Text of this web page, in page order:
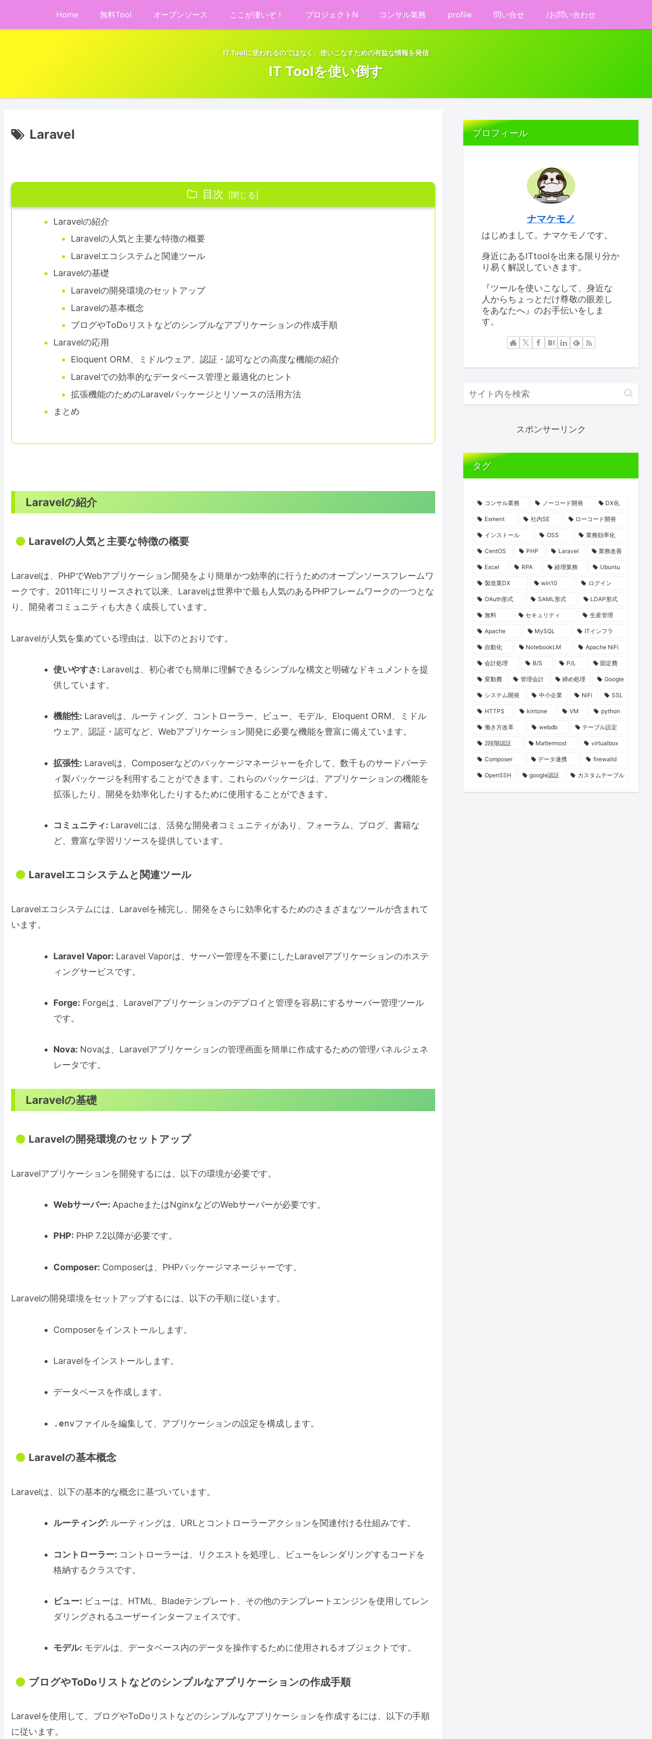
IT Toolに使われるのではなく、使いこなすための有益な情報を発信
IT Toolを使い倒す
Home 無料Tool オープンソース ここが凄いぞ！ プロジェクトN コンサル業務 profile 問い合せ /お問い合わせ
Laravel
目次
Laravelの紹介
Laravelの人気と主要な特徴の概要
Laravelエコシステムと関連ツール
Laravelの基礎
Laravelの開発環境のセットアップ
Laravelの基本概念
ブログやToDoリストなどのシンプルなアプリケーションの作成手順
Laravelの応用
Eloquent ORM、ミドルウェア、認証・認可などの高度な機能の紹介
Laravelでの効率的なデータベース管理と最適化のヒント
拡張機能のためのLaravelパッケージとリソースの活用方法
まとめ
Laravelの紹介
Laravelの人気と主要な特徴の概要
Laravelは、PHPでWebアプリケーション開発をより簡単かつ効率的に行うためのオープンソースフレームワ
ークです。2011年にリリースされて以来、Laravelは世界中で最も人気のあるPHPフレームワークの一つとな
り、開発者コミュニティも大きく成長しています。
Laravelが人気を集めている理由は、以下のとおりです。
使いやすさ: Laravelは、初心者でも簡単に理解できるシンプルな構文と明確なドキュメントを提
供しています。
機能性: Laravelは、ルーティング、コントローラー、ビュー、モデル、Eloquent ORM、ミドル
ウェア、認証・認可など、Webアプリケーション開発に必要な機能を豊富に備えています。
拡張性: Laravelは、Composerなどのパッケージマネージャーを介して、数千ものサードパーテ
ィ製パッケージを利用することができます。これらのパッケージは、アプリケーションの機能を
拡張したり、開発を効率化したりするために使用することができます。
コミュニティ: Laravelには、活発な開発者コミュニティがあり、フォーラム、ブログ、書籍な
ど、豊富な学習リソースを提供しています。
Laravelエコシステムと関連ツール
Laravelエコシステムには、Laravelを補完し、開発をさらに効率化するためのさまざまなツールが含まれて
います。
Laravel Vapor: Laravel Vaporは、サーバー管理を不要にしたLaravelアプリケーションのホステ
ィングサービスです。
Forge: Forgeは、Laravelアプリケーションのデプロイと管理を容易にするサーバー管理ツール
です。
Nova: Novaは、Laravelアプリケーションの管理画面を簡単に作成するための管理パネルジェネ
レータです。
Laravelの基礎
Laravelの開発環境のセットアップ
Laravelアプリケーションを開発するには、以下の環境が必要です。
Webサーバー: ApacheまたはNginxなどのWebサーバーが必要です。
PHP: PHP 7.2以降が必要です。
Composer: Composerは、PHPパッケージマネージャーです。
Laravelの開発環境をセットアップするには、以下の手順に従います。
Composerをインストールします。
Laravelをインストールします。
データベースを作成します。
.envファイルを編集して、アプリケーションの設定を構成します。
Laravelの基本概念
Laravelは、以下の基本的な概念に基づいています。
ルーティング: ルーティングは、URLとコントローラーアクションを関連付ける仕組みです。
コントローラー: コントローラーは、リクエストを処理し、ビューをレンダリングするコードを
格納するクラスです。
ビュー: ビューは、HTML、Bladeテンプレート、その他のテンプレートエンジンを使用してレン
ダリングされるユーザーインターフェイスです。
モデル: モデルは、データベース内のデータを操作するために使用されるオブジェクトです。
ブログやToDoリストなどのシンプルなアプリケーションの作成手順
Laravelを使用して、ブログやToDoリストなどのシンプルなアプリケーションを作成するには、以下の手順
に従います。
プロフィール
ナマケモノ
はじめまして。ナマケモノです。
身近にあるITtoolを出来る限り分か
り易く解説していきます。
『ツールを使いこなして、身近な
人からちょっとだけ尊敬の眼差し
をあなたへ』のお手伝いをしま
す。
スポンサーリンク
タグ
コンサル業務 ノーコード開発 DX化
Exment 社内SE ローコード開発
インストール OSS 業務効率化
CentOS PHP Laravel 業務改善
Excel RPA 経理業務 Ubuntu
製造業DX win10 ログイン
OAuth形式 SAML形式 LDAP形式
無料 セキュリティ 生産管理
Apache MySQL ITインフラ
自動化 NotebookLM Apache NiFi
会計処理 B/S P/L 固定費
変動費 管理会計 締め処理 Google
システム開発 中小企業 NiFi SSL
HTTPS kintone VM python
働き方改革 webdb テーブル設定
2段階認証 Mattermost virtualbox
Composer データ連携 firewalld
OpenSSH google認証 カスタムテーブル